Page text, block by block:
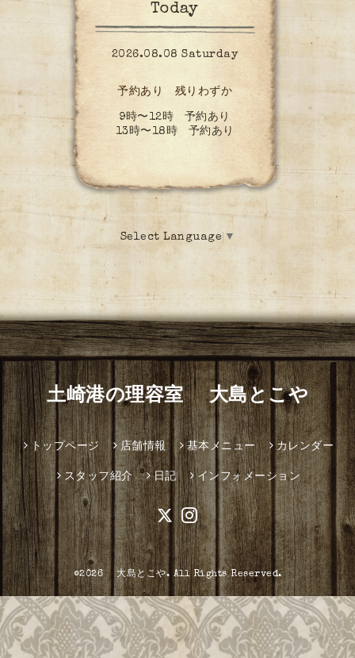
Today
2026.08.08 Saturday
予約あり 残りわずか
9時〜12時 予約あり
13時〜18時 予約あり
Select Language ▼
土崎港の理容室 大島とこや
トップページ 店舗情報 基本メニュー カレンダー
スタッフ紹介 日記 インフォメーション
©2026大島とこや. All Rights Reserved.